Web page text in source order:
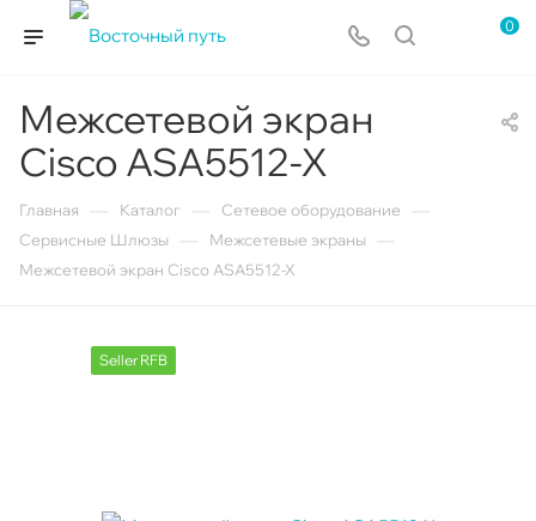
0
Межсетевой экран
Cisco ASA5512-X
Главная Каталог Сетевое оборудование
Сервисные Шлюзы Межсетевые экраны
Межсетевой экран Cisco ASA5512-X
Seller RFB